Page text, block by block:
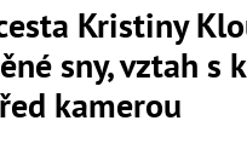
Kristiny
sny, vztah s
kamerou